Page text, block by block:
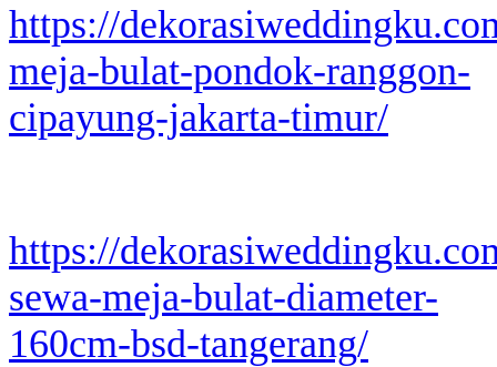
https://
meja-bulat-pondok-ranggon-
cipayung-jakarta-timur/
https://
sewa-meja-bulat-diameter-
160cm-bsd-tangerang/